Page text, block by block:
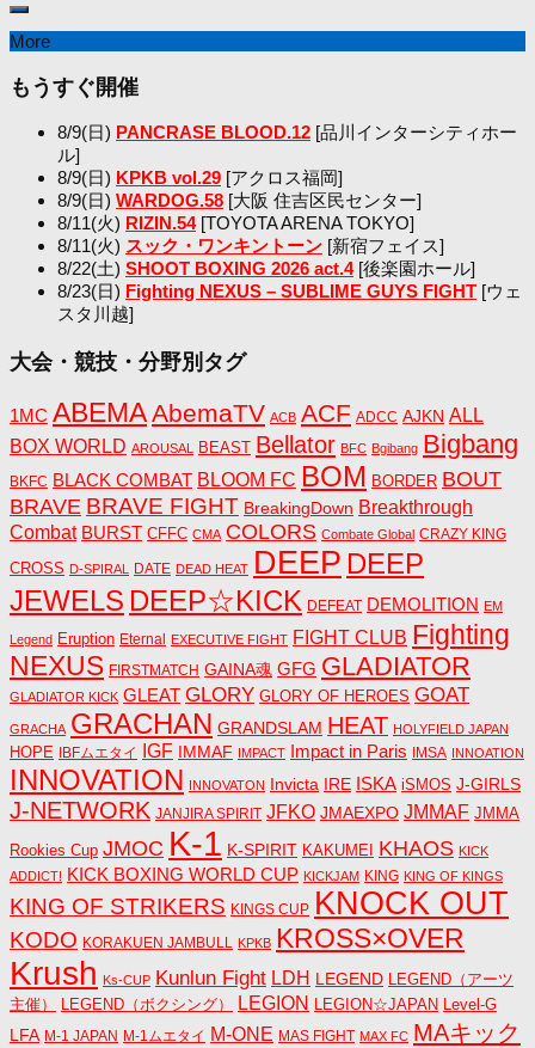
More
もうすぐ開催
8/9(日) PANCRASE BLOOD.12 [品川インターシティホー
ル]
8/9(日) KPKB vol.29 [アクロス福岡]
8/9(日) WARDOG.58 [大阪 住吉区民センター]
8/11(火) RIZIN.54[TOYOTA ARENA TOKYO]
8/11(火) スック・ワンキントーン [新宿フェイス]
8/22(土) SHOOT BOXING 2026 act.4[後楽園ホール]
8/23(日) Fighting NEXUS – SUBLIME GUYS FIGHT [ウェ
スタ川越]
大会・競技・分野別タグ
1MC ABEMAAbemaTV ACB ACF ADCC AJKN ALL
BOX WORLD AROUSAL BEAST Bellator BFC Bgibang Bigbang
BKFC BLACK COMBAT BLOOM FC BOM BORDER BOUT
BRAVE BRAVE FIGHT BreakingDown Breakthrough
Combat BURST CFFC CMA COLORS Combate Global CRAZY KING
CROSS D-SPIRAL DATE DEAD HEAT DEEP DEEP
JEWELS DEEP☆KICK DEFEAT DEMOLITION EM
Legend Eruption Eternal EXECUTIVE FIGHT FIGHT CLUB Fighting
NEXUS FIRSTMATCH GAINA魂 GFG GLADIATOR
GLADIATOR KICK GLEAT GLORY GLORY OF HEROES GOAT
GRACHA GRACHAN GRANDSLAM HEAT HOLYFIELD JAPAN
HOPE IBFムエタイ IGF IMMAF IMPACT Impact in Paris IMSA INNOATION
INNOVATION INNOVATON Invicta IRE ISKA iSMOS J-GIRLS
J-NETWORK JANJIRA SPIRIT JFKO JMAEXPO JMMAF JMMA
Rookies Cup JMOC K-1 K-SPIRIT KAKUMEI KHAOS KICK
ADDICT! KICK BOXING WORLD CUP KICKJAM KING KING OF KINGS
KING OF STRIKERS KINGS CUP KNOCK OUT
KODO KORAKUEN JAMBULL KPKB KROSS×OVER
Krush Ks-CUP Kunlun Fight LDH LEGEND LEGEND（アーツ
主催）
LEGEND（ボクシング） LEGION LEGION☆JAPAN Level-G
LFA M-1 JAPAN M-1ムエタイ M-ONE MAS FIGHT MAX FC MAキック